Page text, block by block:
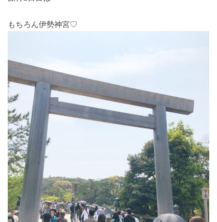
もちろん伊勢神宮♡